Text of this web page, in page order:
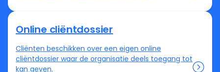
Online cliëntdossier
Cliënten beschikken over een eigen online
cliëntdossier waar de organisatie deels toegang tot
kan geven.